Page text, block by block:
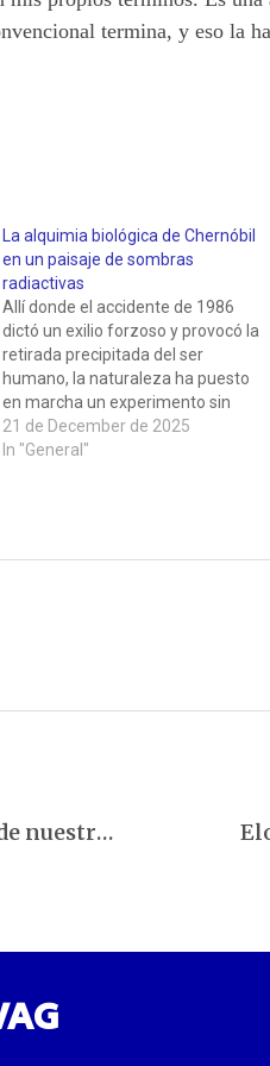
termina, y eso la
La alquimia biológica de Chernóbil
en un paisaje de sombras
radiactivas
Allí donde el accidente de 1986
dictó un exilio forzoso y provocó la
retirada precipitada del ser
humano, la naturaleza ha puesto
en marcha un experimento sin
precedentes. La Zona de
Exclusión de Chernóbil, una
21 de December de 2025
In "General"
Tenemos la edad de nuestras arterias